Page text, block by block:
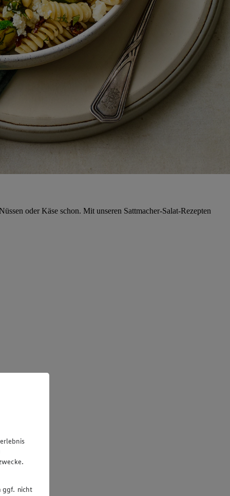
oder Käse schon. Mit unseren Sattmacher-Salat-Rezepten
ggf. nicht